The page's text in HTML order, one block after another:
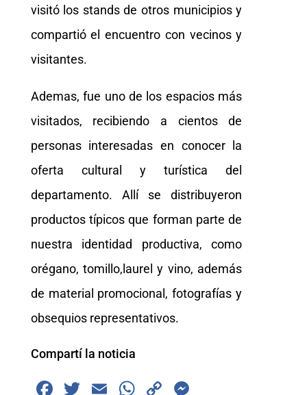
visitó los stands de otros municipios y
compartió el encuentro con vecinos y
visitantes.
Ademas, fue uno de los espacios más
visitados, recibiendo a cientos de
personas interesadas en conocer la
oferta cultural y turística del
departamento. Allí se distribuyeron
productos típicos que forman parte de
nuestra identidad productiva, como
orégano, tomillo,laurel y vino, además
de material promocional, fotografías y
obsequios representativos.
Compartí la noticia
F
T
E
W
C